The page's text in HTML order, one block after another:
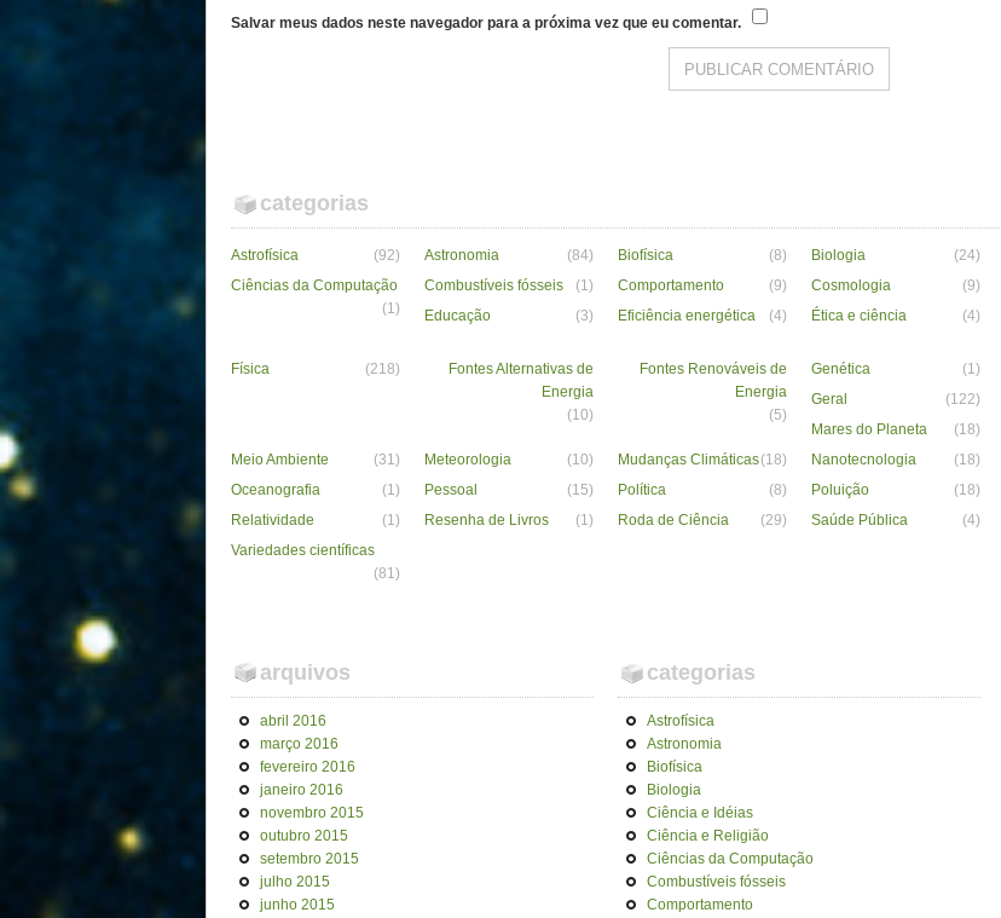
Salvar meus dados neste navegador para a próxima vez que eu comentar.
categorias
Astrofísica (92) Astronomia (84) Biofísica (8) Biologia (24)
Ciências da Computação
(1)
Combustíveis fósseis (1) Comportamento (9) Cosmologia (9)
Educação
(3) Eficiência energética (4) Ética e ciência (4)
Física
(218)
Fontes Alternativas de
Energia
(10)
Fontes Renováveis de
Energia
(5)
Genética (1)
Geral
(122)
Mares do Planeta
(18)
Meio Ambiente
(31) Meteorologia (10) Mudanças Climáticas(18) Nanotecnologia (18)
Oceanografia
(1) Pessoal (15) Política (8) Poluição (18)
Relatividade
(1) Resenha de Livros (1) Roda de Ciência (29) Saúde Pública (4)
Variedades científicas
(81)
arquivos
abril 2016
março 2016
fevereiro 2016
janeiro 2016
novembro 2015
outubro 2015
setembro 2015
julho 2015
junho 2015
categorias
Astrofísica
Astronomia
Biofísica
Biologia
Ciência e Idéias
Ciência e Religião
Ciências da Computação
Combustíveis fósseis
Comportamento